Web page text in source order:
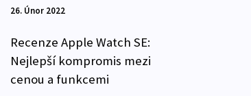
26. Únor 2022
Recenze Apple Watch SE:
Nejlepší kompromis mezi
cenou a funkcemi